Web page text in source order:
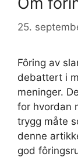
25.
Fôring av
debattert i
meninger.
for hvordan
trygg måte
denne
god